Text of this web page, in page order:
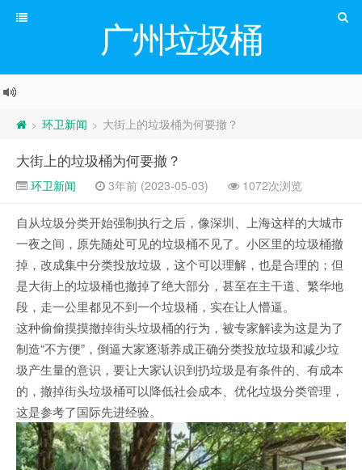
广州垃圾桶
> 环卫新闻 > 大街上的垃圾桶为何要撤？
大街上的垃圾桶为何要撤？
环卫新闻 3年前 (2023-05-03) 1072次浏览
自从垃圾分类开始强制执行之后，像深圳、上海这样的大城市
一夜之间，原先随处可见的垃圾桶不见了。小区里的垃圾桶撤
掉，改成集中分类投放垃圾，这个可以理解，也是合理的；但
是大街上的垃圾桶也撤掉了绝大部分，甚至在主干道、繁华地
段，走一公里都见不到一个垃圾桶，实在让人懵逼。
这种偷偷摸摸撤掉街头垃圾桶的行为，被专家解读为这是为了
制造“不方便”，倒逼大家逐渐养成正确分类投放垃圾和减少垃
圾产生量的意识，要让大家认识到扔垃圾是有条件的、有成本
的，撤掉街头垃圾桶可以降低社会成本、优化垃圾分类管理，
这是参考了国际先进经验。